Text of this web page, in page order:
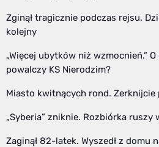
Zginął tragicznie podczas rejsu.
kolejny
„Więcej ubytków niż wzmocnień.”
powalczy KS Nierodzim?
Miasto kwitnących rond. Zerknijcie
„Syberia” zniknie. Rozbiórka ruszy
Zaginął 82-latek. Wyszedł z domu